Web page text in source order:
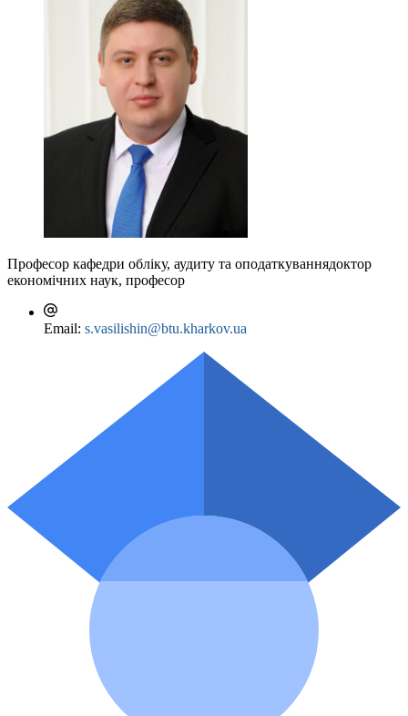
курс «Вступ до міжгалузевих стандартів згідно
ESRS (ESRS 1 та ESRS 2)», 1 кредит ЄКТС (30
год.), сертифікат від 12.08.2025 р. – AICPA &
CIMA, США/Великобританія;
курс «Вступ до екологічних стандартів згідно
ESRS (E1 – E5)», 1,5 кредити ЄКТС (45 год.),
сертифікат від 14.08.2025 р. – AICPA & CIMA,
США/Великобританія;
курс підвищення кваліфікації «Актуальні проблеми
сучасного розвитку аграрної сфери економіки», 6
кредитів ЄКТС (180 год.), свідоцтво № 120525010
від 23.05.2025. – ННЦ «Інститут аграрної
економіки», Україна, м. Київ;
курс «Стале фінансування та ESG-звітність:
практичний гід для бізнесу» (5 год.), сертифікат №
1246 від 05.06.2025 р. – Академія МСФЗ, Україна,
м. Київ;
курс «ESG Fundamentals», 6,5 кредитів ЄКТС (195
CIMA, США/Великобританія;
курс підвищення кваліфікації ««Innovative
Educational Technologies: European Experience and its
Application in Training in Economics and
Management», 6 кредитів ЄКТС (180 год.),
сертифікат C 20230319 від 26.03.2023 р. – Baltic
Research Institute of Transformation Economic Area
Problems, Латвія, м. Рига.
ЗОВНІШНІ НАГОРОДИ:
CGMA Accounting Educator Awards 2025 – Regional
Champion (Europe), AICPA&CIMA (2025 р.);
Відзнака «Почесний член ГО «Федерація
аудиторів, бухгалтерів і фінансистів АПК України»
(2025 р.);
Почесна грамота Президії Національної академії
аграрних наук України (2025 р.);
Стипендія для кращих молодих науковців з метою
увічнення подій Революції Гідності та вшанування
подвигу Героїв України – Героїв Небесної Сотні
(2024 р.);
р.);
Campus Culture Excellence Award, CIMA (2021 р.);
Подяка Департаменту науки і освіти Харківської
Стипендія Кабінету Міністрів України для молодих
Професор кафедри обліку, аудиту та оподаткуваннядоктор
економічних наук, професор
Email: s.vasilishin@btu.kharkov.ua